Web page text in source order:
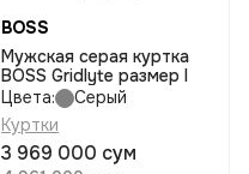
BOSS
Мужская серая куртка
BOSS Gridlyte размер l
Цвета:
Серый
Куртки
3 969 000 сум